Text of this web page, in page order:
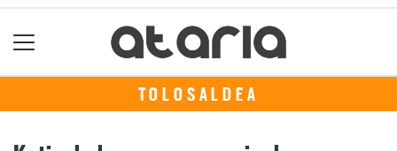
TOLOSALDEA